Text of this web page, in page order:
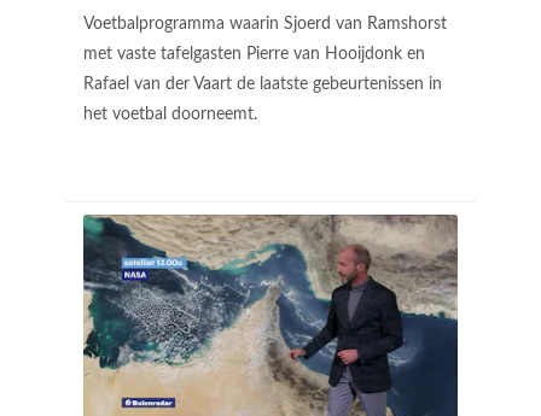
Voetbalprogramma waarin Sjoerd van Ramshorst
met vaste tafelgasten Pierre van Hooijdonk en
Rafael van der Vaart de laatste gebeurtenissen in
het voetbal doorneemt.